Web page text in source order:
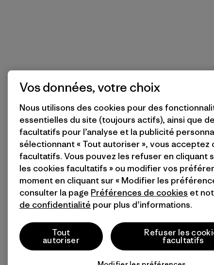
Vos données, votre choix
Nous utilisons des cookies pour des
essentielles du site (toujours actifs), ainsi que
facultatifs pour l’analyse et la publicité
sélectionnant « Tout autoriser », vous acceptez
facultatifs. Vous pouvez les refuser en cliquant
les cookies facultatifs » ou modifier vos
moment en cliquant sur « Modifier les
consulter la page Préférences de cookies et
de confidentialité pour plus d’informations.
Tout
autoriser
Refuser les
facultatifs